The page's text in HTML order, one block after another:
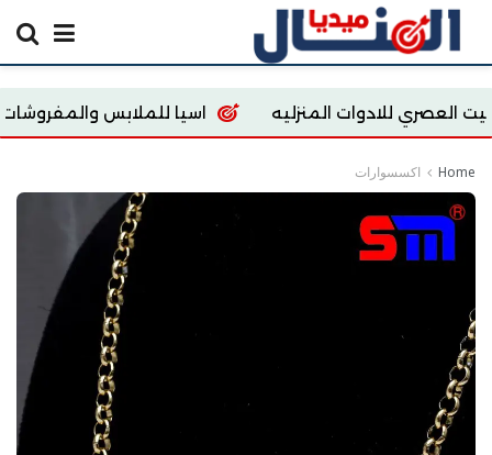
المنزليه اسيا للملابس والمفروشات store
Home اكسسوارات